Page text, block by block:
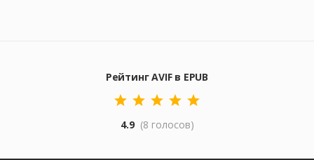
Рейтинг AVIF в EPUB
4.9 (8 голосов)